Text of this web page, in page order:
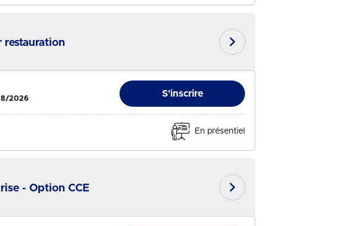
restauration En savoir plus
2026 S'inscrire
En présentiel
- Option CCE - Session du 26/08/2026 En savoir plus